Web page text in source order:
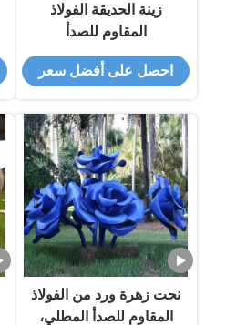
زينة الحديقة الفولاذ
المقاوم للصدأ
احصل على أفضل سعر
نحت زهرة ورد من الفولاذ
المقاوم للصدأ المطلي،